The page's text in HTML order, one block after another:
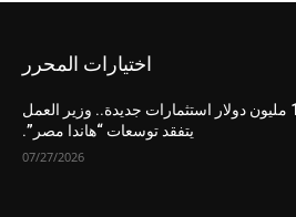
اختيارات المحرر
100 مليون دولار استثمارات جديدة.. وزير العمل
يتفقد توسعات “هاندا مصر”.
07/27/2026